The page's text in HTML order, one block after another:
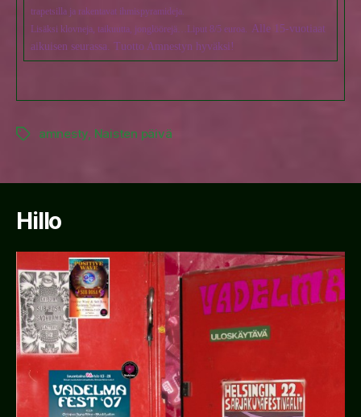
trapetsilla ja rakentavat ihmispyramideja.
Lisäksi klovneja, taikuutta, jonglöörejä…Liput 8/5 euroa.
Alle 15-vuotiaat
aikuisen seurassa. Tuotto Amnestyn hyväksi!
Tagsamnesty Naisten päivä
Hillo